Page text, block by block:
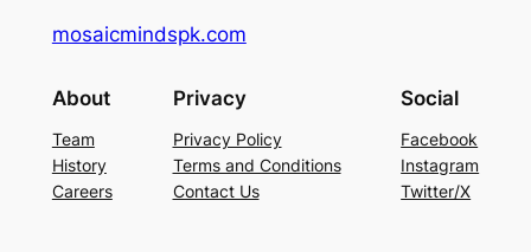
mosaicmindspk.com
About
Team
History
Careers
Privacy
Privacy Policy
Terms and Conditions
Contact Us
Social
Facebook
Instagram
Twitter/X